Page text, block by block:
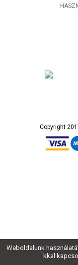
Weboldalunk
kkal
Copyright